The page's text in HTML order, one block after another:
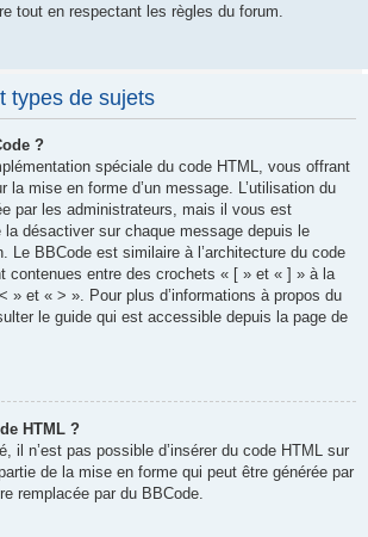
tout en respectant les règles du forum.
types de sujets
?
spéciale du code HTML, vous offrant
la mise en forme d’un message. L’utilisation du
par les administrateurs, mais il vous est
la désactiver sur chaque message depuis le
Le BBCode est similaire à l’architecture du code
contenues entre des crochets « [ » et « ] » à la
» et « > ». Pour plus d’informations à propos du
le guide qui est accessible depuis la page de
HTML ?
il n’est pas possible d’insérer du code HTML sur
de la mise en forme qui peut être générée par
remplacée par du BBCode.